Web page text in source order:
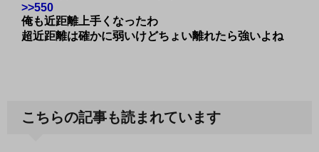
>>550
俺も近距離上手くなったわ
超近距離は確かに弱いけどちょい離れたら強いよね
こちらの記事も読まれています